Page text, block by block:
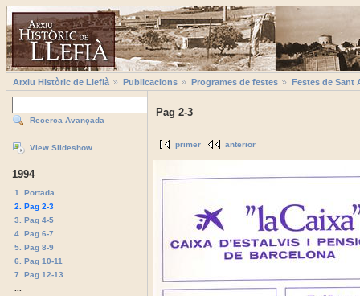
Arxiu Històric de Llefià Publicacions Programes de festes Festes de Sant
Recerca Avançada
View Slideshow
1994
1. Portada
2. Pag 2-3
3. Pag 4-5
4. Pag 6-7
5. Pag 8-9
6. Pag 10-11
7. Pag 12-13
Pag 2-3
primer anterior